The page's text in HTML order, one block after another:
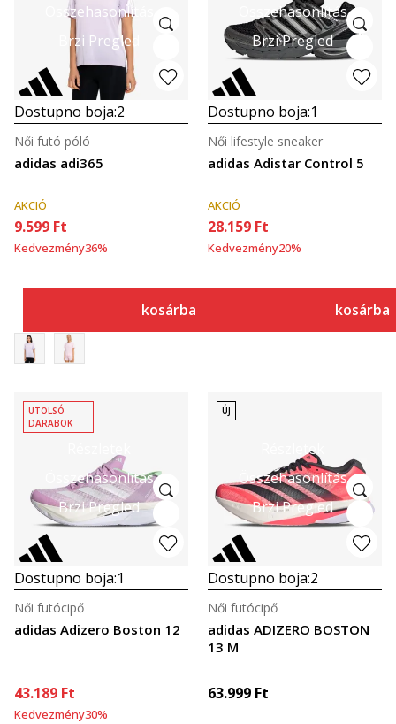
Összehasonlítás
Brzi Pregled
Dostupno boja:2
adidas adi365
Női futó póló
AKCIÓ
9.599 Ft
Kedvezmény36%
kosárba
Összehasonlítás
Brzi Pregled
Dostupno boja:1
adidas Adistar Control 5
Női lifestyle sneaker
AKCIÓ
28.159 Ft
Kedvezmény20%
kosárba
Összehasonlítás
Brzi Pregled
UTOLSÓ
DARABOK
Dostupno boja:1
adidas Adizero Boston 12
Női futócipő
43.189 Ft
Kedvezmény30%
Részletek
Összehasonlítás
Brzi Pregled
ÚJ
Dostupno boja:2
adidas ADIZERO BOSTON
13 M
Női futócipő
63.999 Ft